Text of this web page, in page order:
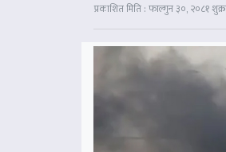
प्रकाशित मिति : फाल्गुन ३०, २०८१